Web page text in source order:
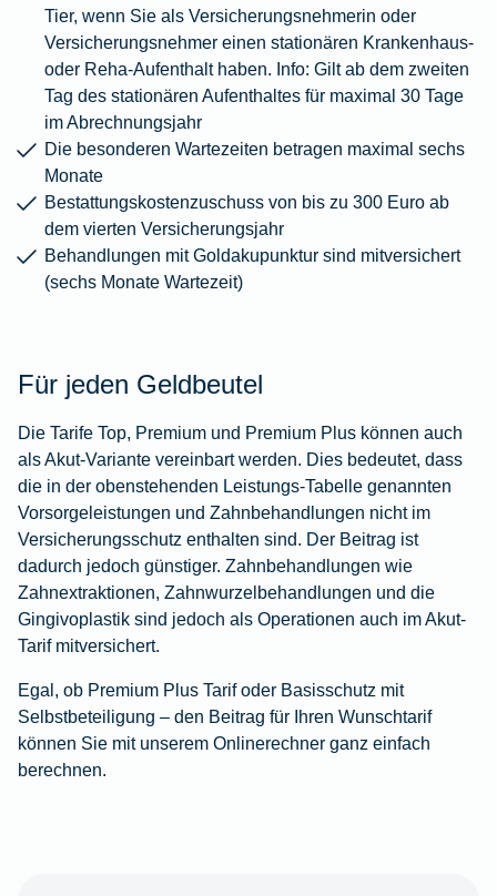
Tier, wenn Sie als Versicherungsnehmerin oder
Versicherungsnehmer einen stationären Krankenhaus-
oder Reha-Aufenthalt haben. Info: Gilt ab dem zweiten
Tag des stationären Aufenthaltes für maximal 30 Tage
im Abrechnungsjahr
Die besonderen Wartezeiten betragen maximal sechs
Monate
Bestattungskostenzuschuss von bis zu 300 Euro ab
dem vierten Versicherungsjahr
Behandlungen mit Goldakupunktur sind mitversichert
(sechs Monate Wartezeit)
Für jeden Geldbeutel
Die Tarife Top, Premium und Premium Plus können auch
als Akut-Variante vereinbart werden. Dies bedeutet, dass
die in der obenstehenden Leistungs-Tabelle genannten
Vorsorgeleistungen und Zahnbehandlungen nicht im
Versicherungsschutz enthalten sind. Der Beitrag ist
dadurch jedoch günstiger. Zahnbehandlungen wie
Zahnextraktionen, Zahnwurzelbehandlungen und die
Gingivoplastik sind jedoch als Operationen auch im Akut-
Tarif mitversichert.
Egal, ob Premium Plus Tarif oder Basisschutz mit
Selbstbeteiligung – den Beitrag für Ihren Wunschtarif
können Sie mit unserem Onlinerechner ganz einfach
berechnen.